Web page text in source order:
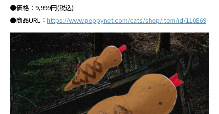
●価格：9,999円(税込)
●商品URL： https://www.peppynet.com/cats/shop/item/id/110E69